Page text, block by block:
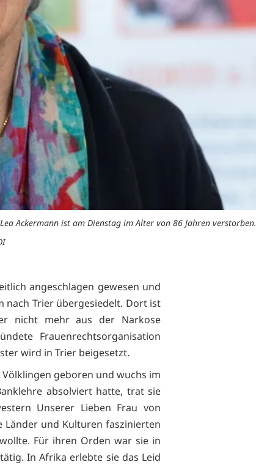
Ackermann ist am Dienstag im Alter von 86 Jahren verstorben.
angeschlagen gewesen und
nach Trier übergesiedelt. Dort ist
nicht mehr aus der Narkose
Frauenrechtsorganisation
wird in Trier beigesetzt.
geboren und wuchs im
absolviert hatte, trat sie
Unserer Lieben Frau von
Länder und Kulturen faszinierten
Für ihren Orden war sie in
In Afrika erlebte sie das Leid